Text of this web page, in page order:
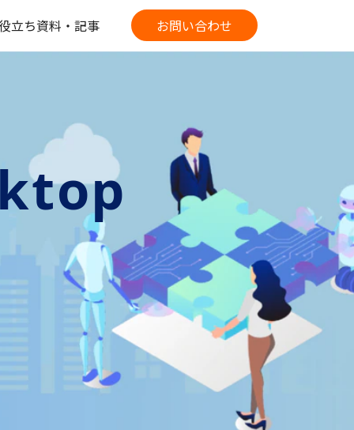
立ち資料・記事 お問い合わせ